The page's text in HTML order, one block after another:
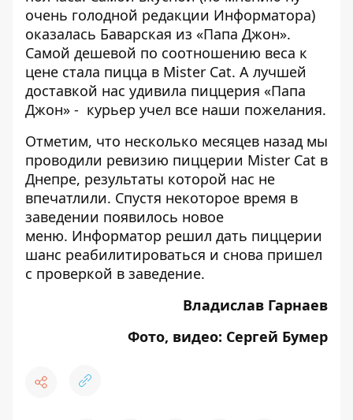
очень голодной редакции Информатора)
оказалась Баварская из «Папа Джон».
Самой дешевой по соотношению веса к
цене стала пицца в Mister Cat. А лучшей
доставкой нас удивила пиццерия «Папа
Джон» - курьер учел все наши пожелания.
Отметим, что несколько месяцев назад мы
проводили ревизию пиццерии Mister Cat в
Днепре, результаты которой нас не
впечатлили. Спустя некоторое время в
заведении появилось новое
меню. Информатор решил дать пиццерии
шанс реабилитироваться и снова пришел
с проверкой в заведение.
Владислав Гарнаев
Фото, видео: Сергей Бумер